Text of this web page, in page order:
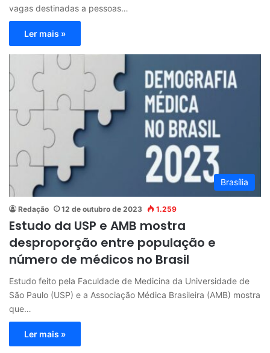
vagas destinadas a pessoas…
Ler mais »
Brasília
Redação 12 de outubro de 2023 1.259
Estudo da USP e AMB mostra
desproporção entre população e
número de médicos no Brasil
Estudo feito pela Faculdade de Medicina da Universidade de
São Paulo (USP) e a Associação Médica Brasileira (AMB) mostra
que…
Ler mais »